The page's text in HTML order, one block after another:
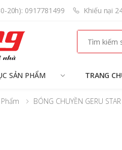
20h): 0917781499 Khiếu nại
Search
SẢN PHẨM TRANG
BÓNG CHUYỀN GERU